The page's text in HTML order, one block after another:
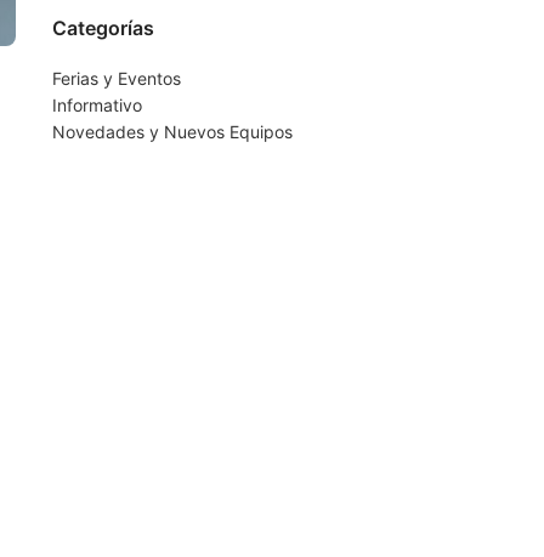
Categorías
Ferias y Eventos
Informativo
Novedades y Nuevos Equipos